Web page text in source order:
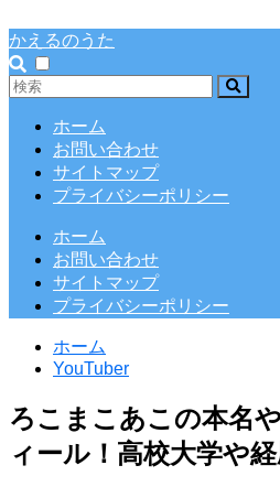
かえるのうた
ホーム
お問い合わせ
サイトマップ
プライバシーポリシー
ホーム
お問い合わせ
サイトマップ
プライバシーポリシー
ホーム
YouTuber
ろこまこあこの本名
ィール！高校大学や